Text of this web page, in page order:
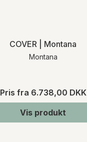
COVER | Montana
Montana
Pris fra 6.738,00 DKK
Vis produkt